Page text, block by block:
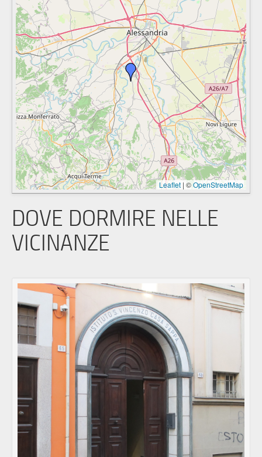
Leaflet | ©OpenStreetMap
DOVE DORMIRE NELLE
VICINANZE